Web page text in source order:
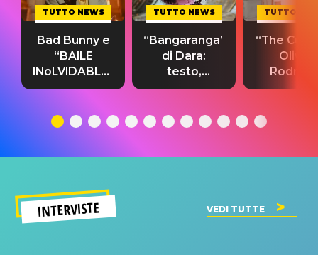
TUTTO NEWS
Bad Bunny e
“BAILE
INoLVIDABLE”:
testo,
significato
TUTTO NEWS
“Bangaranga”
di Dara:
testo,
traduzione e
del singolo
TUTTO
“The
Olivia
testo,
INTERVISTE VEDI TUTTE